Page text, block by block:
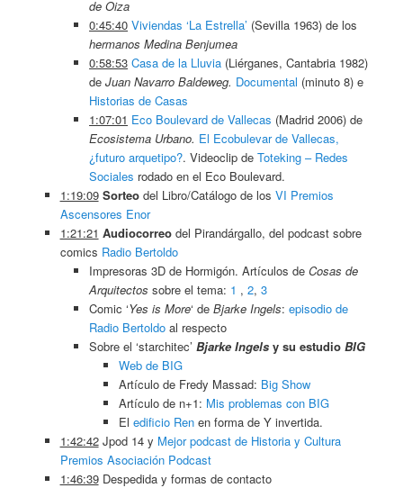
de Oiza
0:45:40 Viviendas ‘La Estrella’ (Sevilla 1963) de los
hermanos Medina Benjumea
0:58:53 Casa de la Lluvia (Liérganes, Cantabria 1982)
deJuan Navarro Baldeweg. Documental (minuto 8) e
Historias de Casas
1:07:01 Eco Boulevard de Vallecas (Madrid 2006) de
Ecosistema Urbano. El Ecobulevar de Vallecas,
¿futuro arquetipo?. Videoclip deToteking – Redes
Sociales rodado en el Eco Boulevard.
1:19:09 Sorteodel Libro/Catálogo de los VI Premios
Ascensores Enor
1:21:21 Audiocorreodel Pirandárgallo, del podcast sobre
comics Radio Bertoldo
Impresoras 3D de Hormigón. Artículos deCosas de
Arquitectos sobre el tema: 1 ,2,3
Comic ‘Yes is More‘ deBjarke Ingels:episodio de
Radio Bertoldo al respecto
Sobre el ‘starchitec’Bjarke Ingels y su estudioBIG
Web de BIG
Artículo de Fredy Massad: Big Show
Artículo de n+1: Mis problemas con BIG
El edificio Renen forma de Y invertida.
1:42:42Jpod 14 y Mejor podcast de Historia y Cultura
Premios Asociación Podcast
1:46:39Despedida y formas de contacto